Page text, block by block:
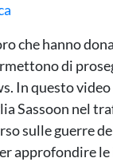
che hanno
di
In questo
Sassoon nel
sulle guerre
approfondire